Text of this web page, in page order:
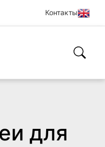
Контакты
для